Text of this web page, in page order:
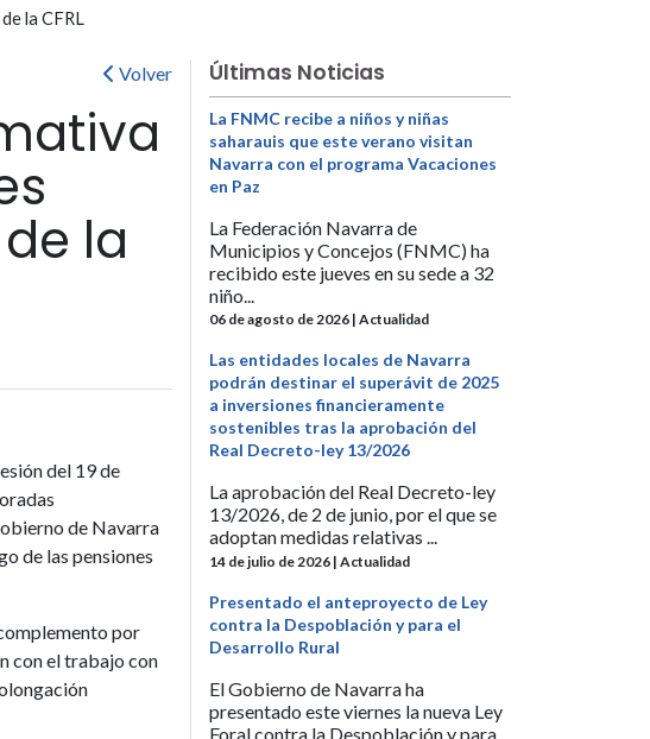
la CFRL
Volver
la
del 19 de
de Navarra
de las pensiones
por
con el trabajo con
Últimas Noticias
La FNMC recibe a niños y niñas
saharauis que este verano visitan
Navarra con el programa Vacaciones
en Paz
La Federación Navarra de
Municipios y Concejos (FNMC) ha
recibido este jueves en su sede a 32
niño...
06 de agosto de 2026 | Actualidad
Las entidades locales de Navarra
podrán destinar el superávit de 2025
a inversiones financieramente
sostenibles tras la aprobación del
Real Decreto-ley 13/2026
La aprobación del Real Decreto-ley
13/2026, de 2 de junio, por el que se
adoptan medidas relativas ...
14 de julio de 2026 | Actualidad
Presentado el anteproyecto de Ley
contra la Despoblación y para el
Desarrollo Rural
El Gobierno de Navarra ha
presentado este viernes la nueva Ley
Foral contra la Despoblación y para ...